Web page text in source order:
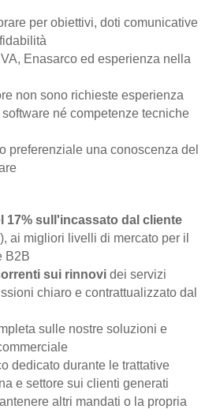
per obiettivi, doti comunicative
Enasarco ed esperienza nella
non sono richieste esperienza
né competenze tecniche
preferenziale una conoscenza del
17% sull'incassato dal cliente
ai migliori livelli di mercato per il
B2B
sui rinnovi dei servizi
chiaro e contrattualizzato dal
sulle nostre soluzioni e
dedicato durante le trattative
e settore sui clienti generati
altri mandati o la propria